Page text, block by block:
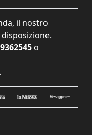
il nostro
o
.